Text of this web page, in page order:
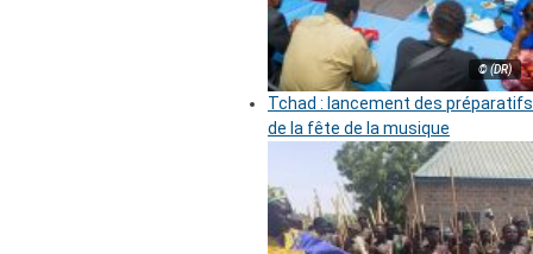
© (DR)
Tchad : lancement des préparatifs
de la fête de la musique